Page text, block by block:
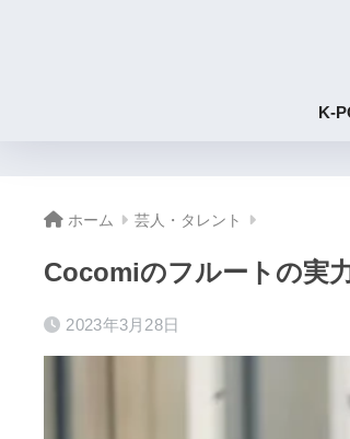
K-
ホーム 芸人・タレント
Cocomiのフルートの実
2023年3月28日